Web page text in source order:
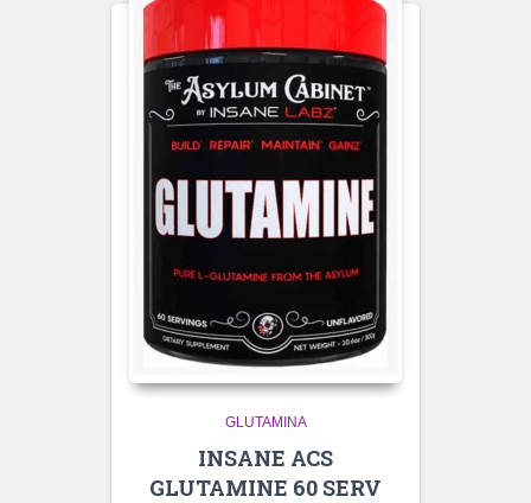
GLUTAMINA
INSANE ACS
GLUTAMINE 60 SERV